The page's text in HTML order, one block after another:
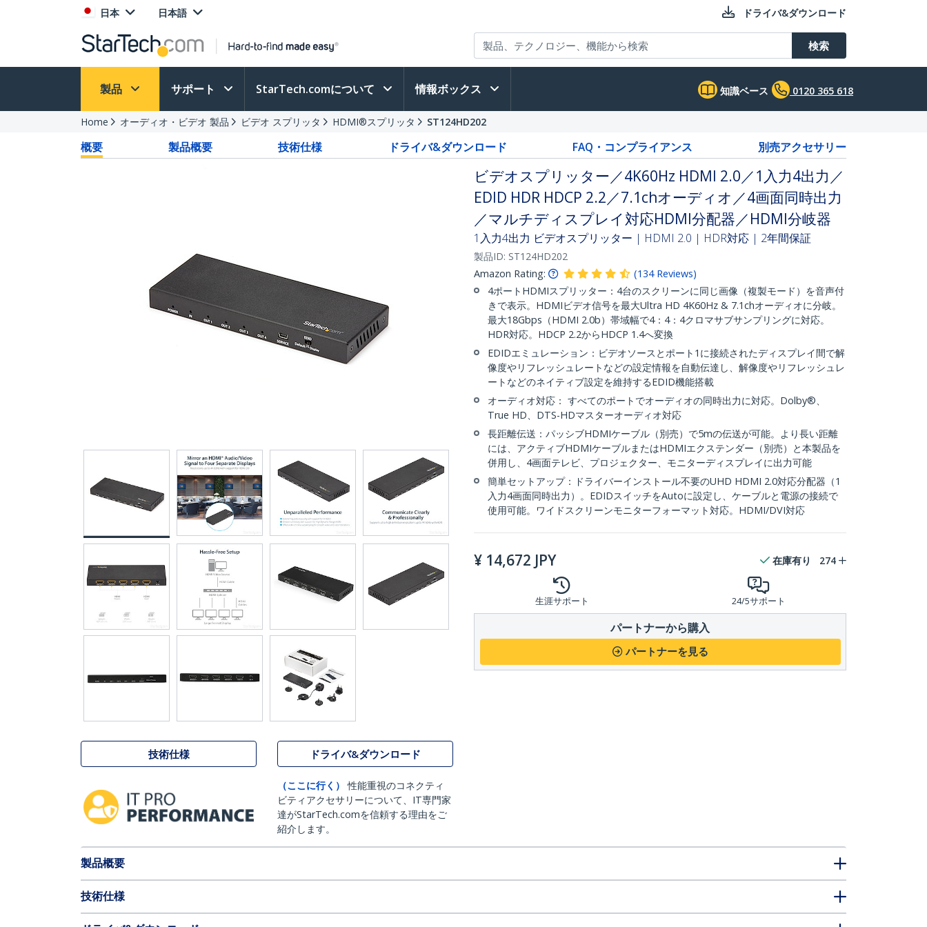
日本 日本語 ドライバ&ダウンロード
検索
製品 サポート StarTech.comについて 情報ボックス 知識ベース 0120 365 618
Home オーディオ・ビデオ 製品 ビデオ スプリッタ HDMI®スプリッタ ST124HD202
概要 製品概要 技術仕様 ドライバ&ダウンロード FAQ・コンプライアンス 別売アクセサリー
技術仕様 ドライバ&ダウンロード
（ここに行く）
性能重視のコネクティ
ビティアクセサリーについて、IT専門家
達がStarTech.comを信頼する理由をご
紹介します。
ビデオスプリッター／4K60Hz HDMI 2.0／1入力4出力／
EDID HDR HDCP 2.2／7.1chオーディオ／4画面同時出力
／マルチディスプレイ対応HDMI分配器／HDMI分岐器
1入力4出力 ビデオスプリッター | HDMI 2.0 | HDR対応 | 2年間保証
製品ID: ST124HD202
Amazon Rating:
(134 Reviews)
4ポートHDMIスプリッター：4台のスクリーンに同じ画像（複製モード）を音声付
きで表示。HDMIビデオ信号を最大Ultra HD 4K60Hz & 7.1chオーディオに分岐。
最大18Gbps（HDMI 2.0b）帯域幅で4：4：4クロマサブサンプリングに対応。
HDR対応。HDCP 2.2からHDCP 1.4へ変換
EDIDエミュレーション：ビデオソースとポート1に接続されたディスプレイ間で解
像度やリフレッシュレートなどの設定情報を自動伝達し、解像度やリフレッシュレ
ートなどのネイティブ設定を維持するEDID機能搭載
オーディオ対応： すべてのポートでオーディオの同時出力に対応。Dolby®、
True HD、DTS-HDマスターオーディオ対応
長距離伝送：パッシブHDMIケーブル（別売）で5mの伝送が可能。より長い距離
には、アクティブHDMIケーブルまたはHDMIエクステンダー（別売）と本製品を
併用し、4画面テレビ、プロジェクター、モニターディスプレイに出力可能
簡単セットアップ：ドライバーインストール不要のUHD HDMI 2.0対応分配器（1
入力4画面同時出力）。EDIDスイッチをAutoに設定し、ケーブルと電源の接続で
使用可能。ワイドスクリーンモニターフォーマット対応。HDMI/DVI対応
¥ 14,672 JPY 在庫有り 274
生涯サポート 24/5サポート
パートナーから購入
パートナーを見る
製品概要
技術仕様